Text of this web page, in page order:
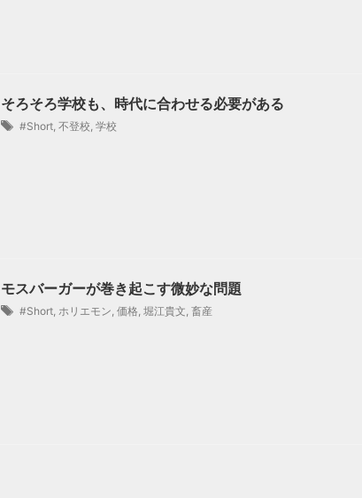
そろそろ学校も、時代に合わせる必要がある
#Short 不登校 学校
モスバーガーが巻き起こす微妙な問題
#Short, ホリエモン, 価格, 堀江貴文, 畜産